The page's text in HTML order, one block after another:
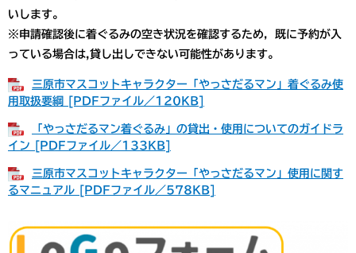
いします。
※申請確認後に着ぐるみの空き状況を確認するため，既に予約が入
っている場合は,貸し出しできない可能性があります。
三原市マスコットキャラクター「やっさだるマン」着ぐるみ使
用取扱要綱 [PDFファイル／120KB]
「やっさだるマン着ぐるみ」の貸出・使用についてのガイドラ
イン [PDFファイル／133KB]
三原市マスコットキャラクター「やっさだるマン」使用に関す
るマニュアル [PDFファイル／578KB]